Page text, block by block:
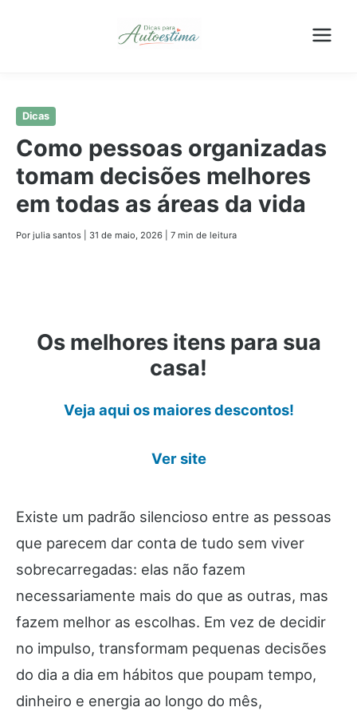
Pular
conteúdo
Dicas
Como pessoas organizadas
tomam decisões melhores
em todas as áreas da vida
Por julia santos 31 de maio, 2026 7 min de leitura
Os melhores itens para sua
casa!
Veja aqui os maiores descontos!
Ver site
Existe um padrão silencioso entre as pessoas
que parecem dar conta de tudo sem viver
sobrecarregadas: elas não fazem
necessariamente mais do que as outras, mas
fazem melhor as escolhas. Em vez de decidir
no impulso, transformam pequenas decisões
do dia a dia em hábitos que poupam tempo,
dinheiro e energia ao longo do mês,